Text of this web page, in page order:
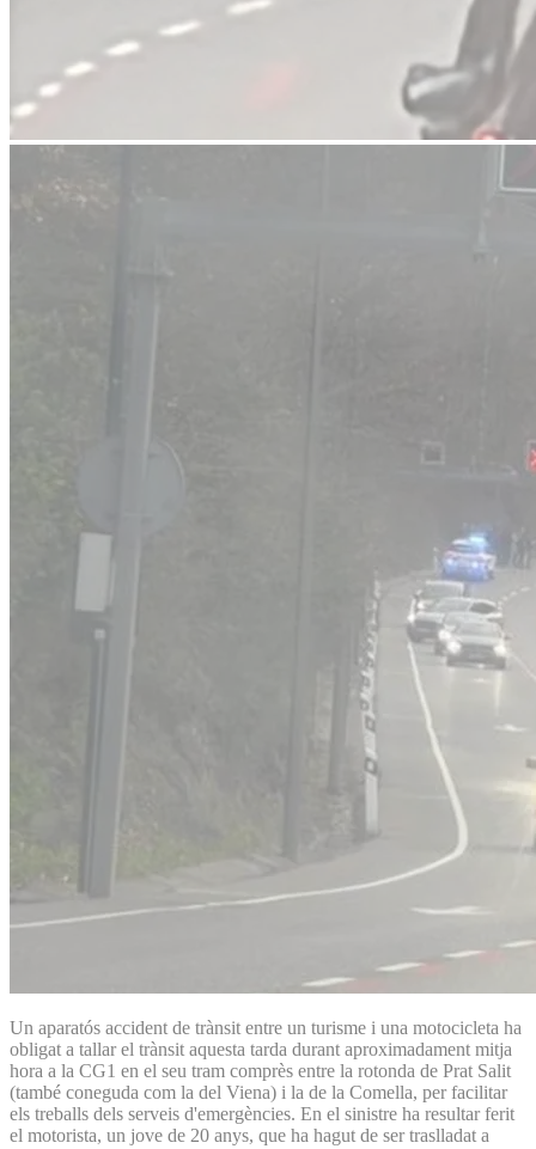
Un aparatós accident de trànsit entre un turisme i una motocicleta ha
obligat a tallar el trànsit aquesta tarda durant aproximadament mitja
hora a la CG1 en el seu tram comprès entre la rotonda de Prat Salit
(també coneguda com la del Viena) i la de la Comella, per facilitar
els treballs dels serveis d'emergències. En el sinistre ha resultar ferit
el motorista, un jove de 20 anys, que ha hagut de ser traslladat a